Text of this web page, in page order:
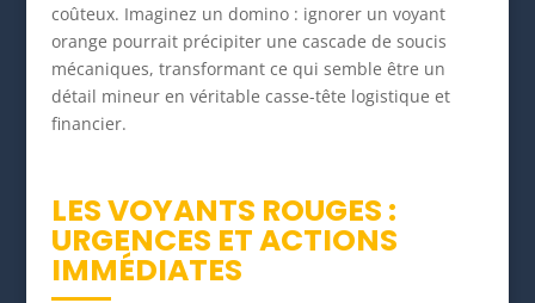
coûteux. Imaginez un domino : ignorer un voyant
orange pourrait précipiter une cascade de soucis
mécaniques, transformant ce qui semble être un
détail mineur en véritable casse-tête logistique et
financier.
LES VOYANTS ROUGES :
URGENCES ET ACTIONS
IMMÉDIATES